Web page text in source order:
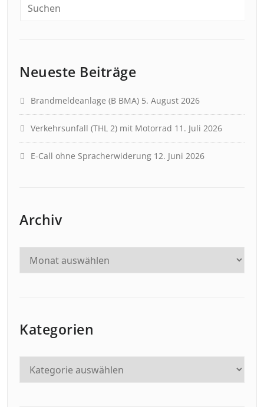
Neueste Beiträge
Brandmeldeanlage (B BMA) 5. August 2026
Verkehrsunfall (THL 2) mit Motorrad 11. Juli 2026
E-Call ohne Spracherwiderung 12. Juni 2026
Archiv
Kategorien